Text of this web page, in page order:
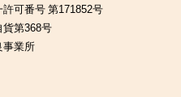
可番号 第171852号
第368号
事業所